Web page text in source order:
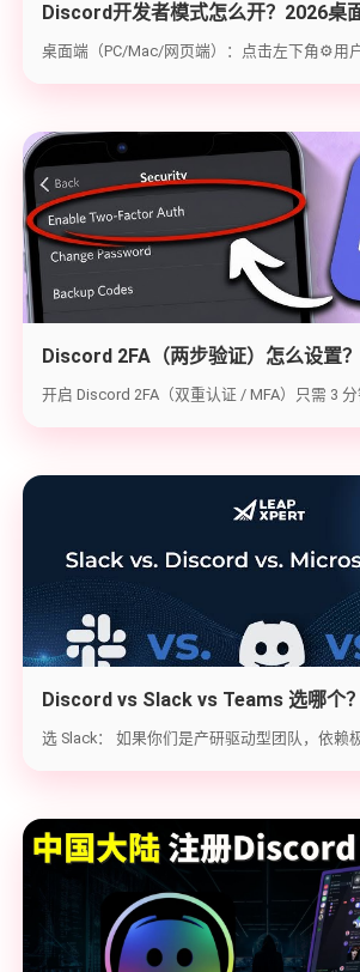
Discord开发者模式怎么开？2026桌
启教程与获取ID指南
桌面端（PC/Mac/网页端）：点击左下角⚙️用
Discord 2FA（两步验证）怎么设置
钥备份与炸号救急（2026实战版）
开启 Discord 2FA（双重认证 / MFA）只需 3
Discord vs Slack vs Teams 选哪个
工具实战选型指南
选 Slack： 如果你们是产研驱动型团队，依赖